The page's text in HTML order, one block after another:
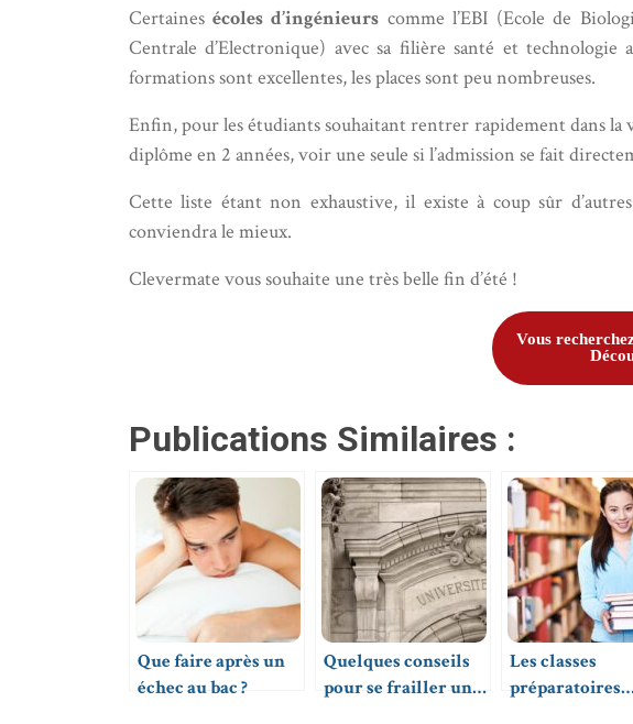
Certainesécoles d’ingénieurs comme l’EBI (Ecole de
Centrale d’Electronique) avec sa filière santé et technologie
formations sont excellentes, les places sont peu nombreuses.
Enfin, pour les étudiants souhaitant rentrer rapidement dans
diplôme en 2 années, voir une seule si l’admission se fait
Cette liste étant non exhaustive, il existe à coup sûr
conviendra le mieux.
Clevermate vous souhaite une très belle fin d’été !
Vous
Publications Similaires :
Que faire après un
échec au bac ?
Quelques conseils
pour se frailler un
Les classes
préparatoires